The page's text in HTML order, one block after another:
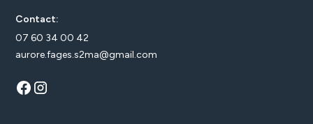
Contact:
07 60 34 00 42
aurore.fages.s2ma@gmail.com